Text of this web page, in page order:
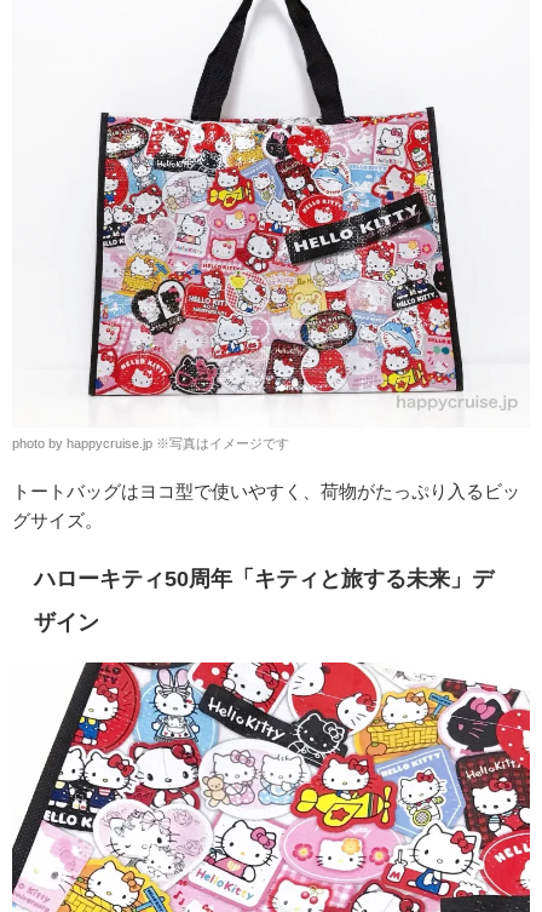
photo by happycruise.jp ※写真はイメージです
トートバッグはヨコ型で使いやすく、荷物がたっぷり入るビッ
グサイズ。
ハローキティ50周年「キティと旅する未来」デ
ザイン